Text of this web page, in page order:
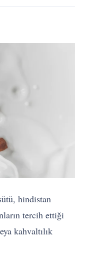
hindistan
tercih ettiği
kahvaltılık